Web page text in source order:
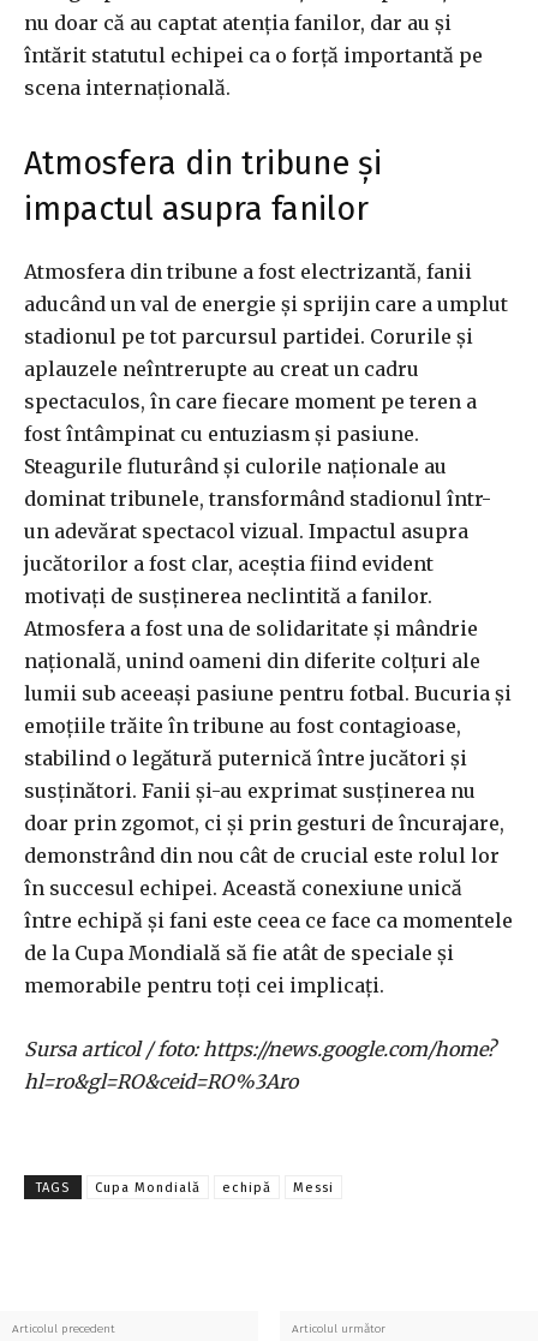
nu doar că au captat atenția fanilor, dar au și
întărit statutul echipei ca o forță importantă pe
scena internațională.
Atmosfera din tribune și
impactul asupra fanilor
Atmosfera din tribune a fost electrizantă, fanii
aducând un val de energie și sprijin care a umplut
stadionul pe tot parcursul partidei. Corurile și
aplauzele neîntrerupte au creat un cadru
spectaculos, în care fiecare moment pe teren a
fost întâmpinat cu entuziasm și pasiune.
Steagurile fluturând și culorile naționale au
dominat tribunele, transformând stadionul într-
un adevărat spectacol vizual. Impactul asupra
jucătorilor a fost clar, aceștia fiind evident
motivați de susținerea neclintită a fanilor.
Atmosfera a fost una de solidaritate și mândrie
națională, unind oameni din diferite colțuri ale
lumii sub aceeași pasiune pentru fotbal. Bucuria și
emoțiile trăite în tribune au fost contagioase,
stabilind o legătură puternică între jucători și
susținători. Fanii și-au exprimat susținerea nu
doar prin zgomot, ci și prin gesturi de încurajare,
demonstrând din nou cât de crucial este rolul lor
în succesul echipei. Această conexiune unică
între echipă și fani este ceea ce face ca momentele
de la Cupa Mondială să fie atât de speciale și
memorabile pentru toți cei implicați.
Sursa articol / foto: https://news.google.com/home?
hl=ro&gl=RO&ceid=RO%3Aro
TAGS Cupa Mondială echipă Messi
Articolul precedent Articolul următor